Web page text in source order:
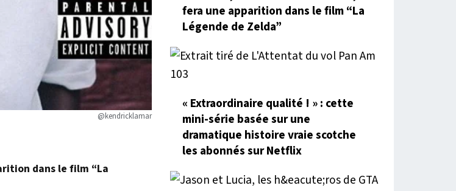
@kendricklamar
dans le film “La
fera une apparition dans le film “La
Légende de Zelda”
« Extraordinaire qualité ! » : cette
mini-série basée sur une
dramatique histoire vraie scotche
les abonnés sur Netflix